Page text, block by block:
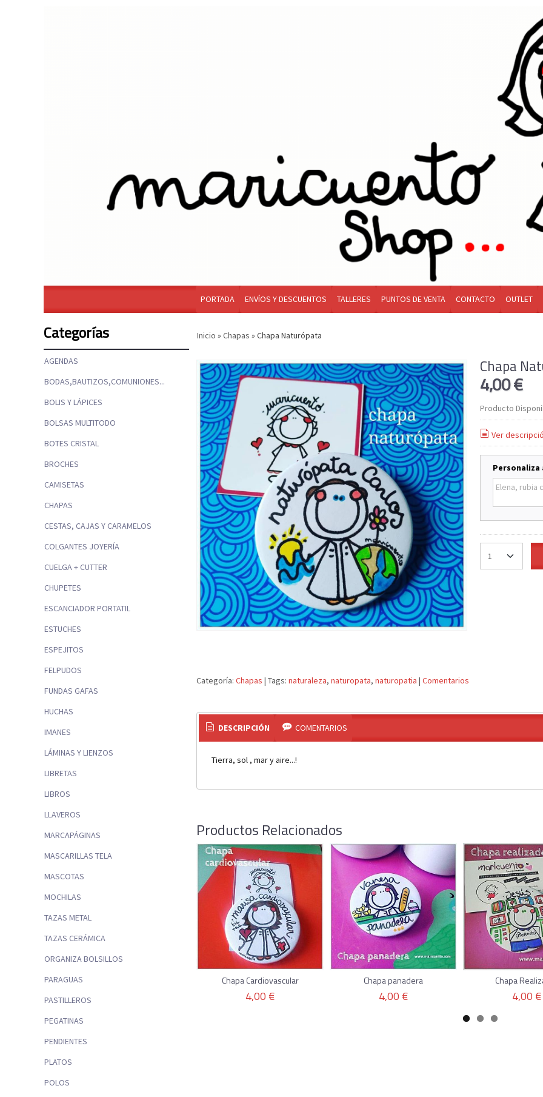
PORTADA ENVÍOS Y DESCUENTOS TALLERES PUNTOS DE VENTA CONTACTO OUTLET
Categorías
AGENDAS
BODAS,BAUTIZOS,COMUNIONES...
BOLIS Y LÁPICES
BOLSAS MULTITODO
BOTES CRISTAL
BROCHES
CAMISETAS
CHAPAS
CESTAS, CAJAS Y CARAMELOS
COLGANTES JOYERÍA
CUELGA + CUTTER
CHUPETES
ESCANCIADOR PORTATIL
ESTUCHES
ESPEJITOS
FELPUDOS
FUNDAS GAFAS
HUCHAS
IMANES
LÁMINAS Y LIENZOS
LIBRETAS
LIBROS
LLAVEROS
MARCAPÁGINAS
MASCARILLAS TELA
MASCOTAS
MOCHILAS
TAZAS METAL
TAZAS CERÁMICA
ORGANIZA BOLSILLOS
PARAGUAS
PASTILLEROS
PEGATINAS
PENDIENTES
PLATOS
POLOS
Inicio » Chapas » Chapa Naturópata
Chapa
4,00 €
Producto
Ver
Personaliza
Categoría: Chapas | Tags: naturaleza naturopata naturopatia | Comentarios
DESCRIPCIÓN COMENTARIOS
Tierra, sol , mar y aire...!
Productos Relacionados
Chapa Cardiovascular
4,00 €
Chapa panadera
4,00 €
Chapa
4,00 €